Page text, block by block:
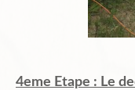
4eme Etape : Le